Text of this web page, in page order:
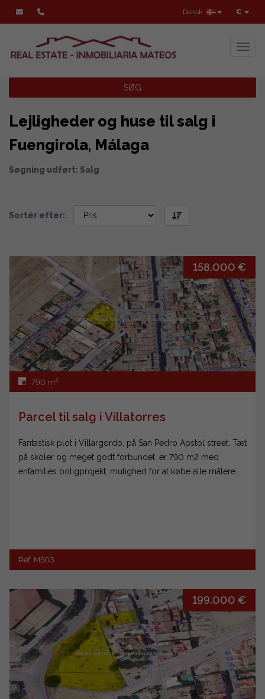
€
Dansk
SØG
Lejligheder og huse til salg i
Fuengirola, Málaga
Søgning udført: Salg
Sortér efter:
158.000 €
790 m2
Parcel til salg i Villatorres
Fantastisk plot i Villargordo, på San Pedro Apstol street. Tæt
på skoler og meget godt forbundet. er 790 m2 med
enfamilies boligprojekt, mulighed for at købe alle målere...
Ref. M503
199.000 €